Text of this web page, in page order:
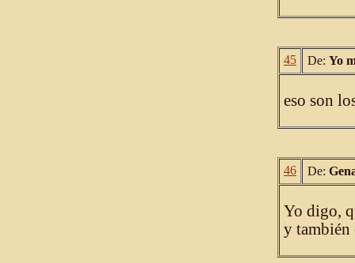
45 De: Yo
eso son
46 De:
Yo digo,
y también